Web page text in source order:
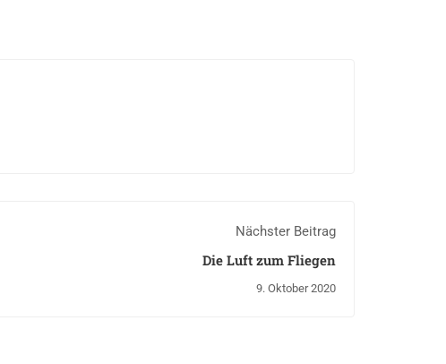
Nächster Beitrag
Die Luft zum Fliegen
9. Oktober 2020